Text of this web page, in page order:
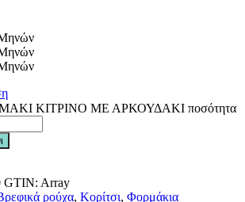
ΚΙΤΡΙΝΟ ΜΕ ΑΡΚΟΥΔΑΚΙ ποσότητα
GTIN: Array
ρούχα, Κορίτσι, Φορμάκια